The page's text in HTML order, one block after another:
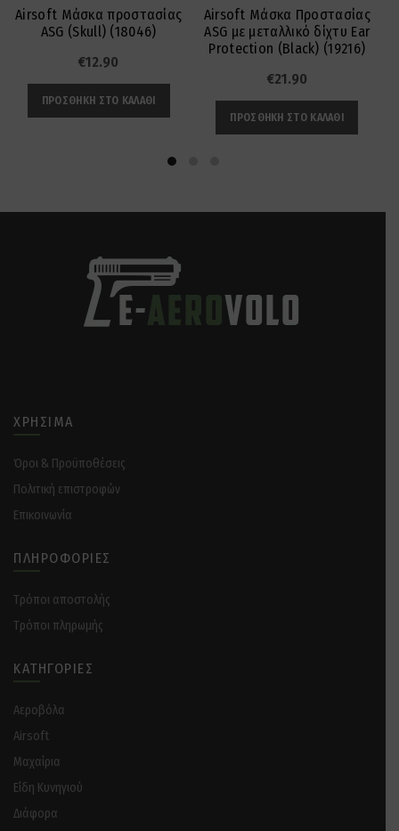
Airsoft Μάσκα προστασίας
ASG (Skull) (18046)
€12.90
ΠΡΟΣΘΉΚΗ ΣΤΟ ΚΑΛΆΘΙ
Airsoft Μάσκα Προστασίας
ASG με μεταλλικό δίχτυ Ear
Protection (Black) (19216)
€21.90
ΠΡΟΣΘΉΚΗ ΣΤΟ ΚΑΛΆΘΙ
ΧΡΉΣΙΜΑ
Όροι & Προϋποθέσεις
Πολιτική επιστροφών
Επικοινωνία
ΠΛΗΡΟΦΟΡΊΕΣ
Tρόποι αποστολής
Tρόποι πληρωμής
ΚΑΤΗΓΟΡΊΕΣ
Αεροβόλα
Airsoft
Μαχαίρια
Είδη Κυνηγιού
Διάφορα